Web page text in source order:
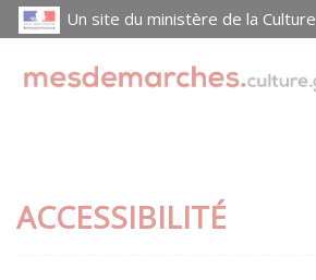
Un site du ministère de la Culture
ACCESSIBILITÉ